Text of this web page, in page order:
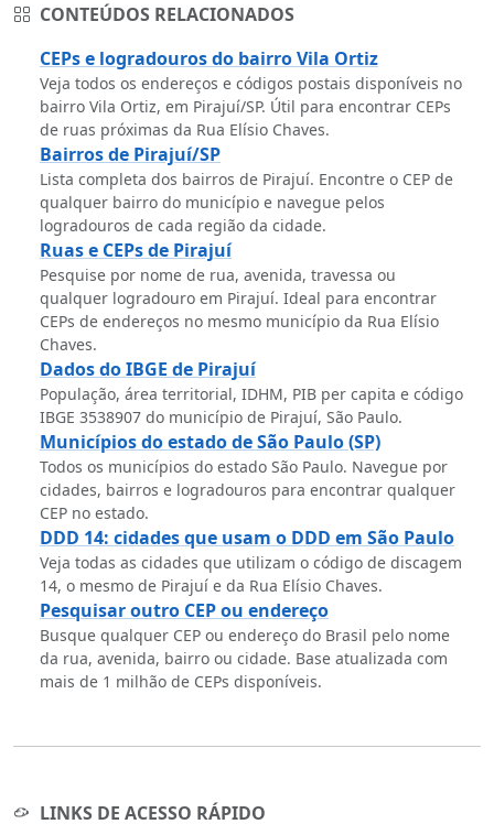
CONTEÚDOS RELACIONADOS
CEPs e logradouros do bairro Vila Ortiz
Veja todos os endereços e códigos postais disponíveis no
bairro Vila Ortiz, em Pirajuí/SP. Útil para encontrar CEPs
de ruas próximas da Rua Elísio Chaves.
Bairros de Pirajuí/SP
Lista completa dos bairros de Pirajuí. Encontre o CEP de
qualquer bairro do município e navegue pelos
logradouros de cada região da cidade.
Ruas e CEPs de Pirajuí
Pesquise por nome de rua, avenida, travessa ou
qualquer logradouro em Pirajuí. Ideal para encontrar
CEPs de endereços no mesmo município da Rua Elísio
Chaves.
Dados do IBGE de Pirajuí
População, área territorial, IDHM, PIB per capita e código
IBGE 3538907 do município de Pirajuí, São Paulo.
Municípios do estado de São Paulo (SP)
Todos os municípios do estado São Paulo. Navegue por
cidades, bairros e logradouros para encontrar qualquer
CEP no estado.
DDD 14: cidades que usam o DDD em São Paulo
Veja todas as cidades que utilizam o código de discagem
14, o mesmo de Pirajuí e da Rua Elísio Chaves.
Pesquisar outro CEP ou endereço
Busque qualquer CEP ou endereço do Brasil pelo nome
da rua, avenida, bairro ou cidade. Base atualizada com
mais de 1 milhão de CEPs disponíveis.
LINKS DE ACESSO RÁPIDO